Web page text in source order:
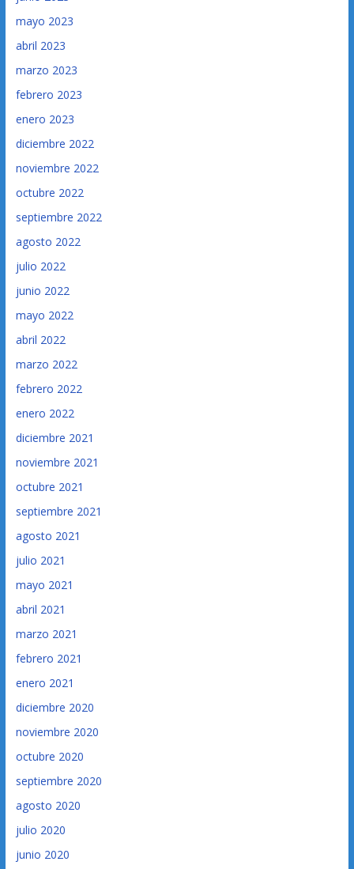
mayo 2023
abril 2023
marzo 2023
febrero 2023
enero 2023
diciembre 2022
noviembre 2022
octubre 2022
septiembre 2022
agosto 2022
julio 2022
junio 2022
mayo 2022
abril 2022
marzo 2022
febrero 2022
enero 2022
diciembre 2021
noviembre 2021
octubre 2021
septiembre 2021
agosto 2021
julio 2021
mayo 2021
abril 2021
marzo 2021
febrero 2021
enero 2021
diciembre 2020
noviembre 2020
octubre 2020
septiembre 2020
agosto 2020
julio 2020
junio 2020